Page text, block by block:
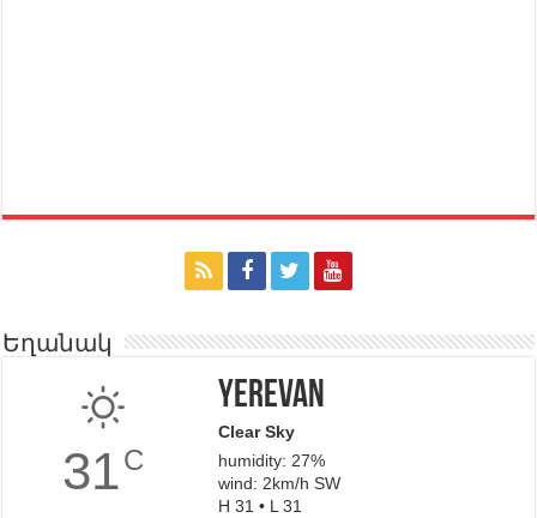
Եղանակ
31C
Yerevan
Clear Sky
humidity: 27%
wind: 2km/h SW
H 31 • L 31